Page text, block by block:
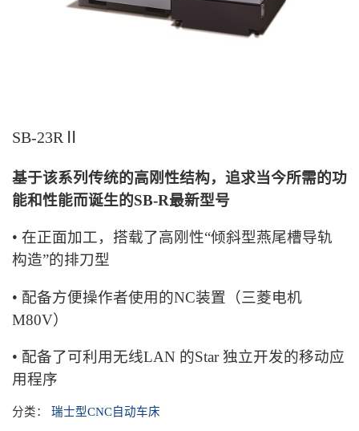
SB-23RⅡ
基于该系列传统的高刚性结构，追求当今所需的功
能和性能而诞生的SB-R最新型号
• 在正面加工，搭载了高刚性“倾斜型燕尾槽导轨
构造”的排刀型
• 配备方便操作者使用的NC装置（三菱电机
M80V）
• 配备了可利用无线LAN 的Star 独立开发的移动应
用程序
分类： 瑞士型CNC自动车床